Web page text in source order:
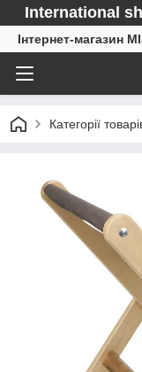
International
Інтернет-магазин
Категорії